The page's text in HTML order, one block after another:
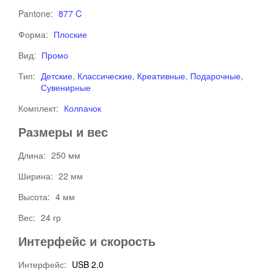
Pantone: 877 C
Форма: Плоские
Вид: Промо
Тип: Детские, Классические, Креативные, Подарочные,
Сувенирные
Комплект: Колпачок
Размеры и вес
Длина: 250 мм
Ширина: 22 мм
Высота: 4 мм
Вес: 24 гр
Интерфейс и скорость
Интерфейс: USB 2.0